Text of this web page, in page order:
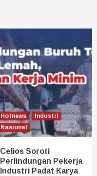
Hotnews
Industri
Nasional
Celios Soroti
Perlindungan Pekerja
Industri Padat Karya